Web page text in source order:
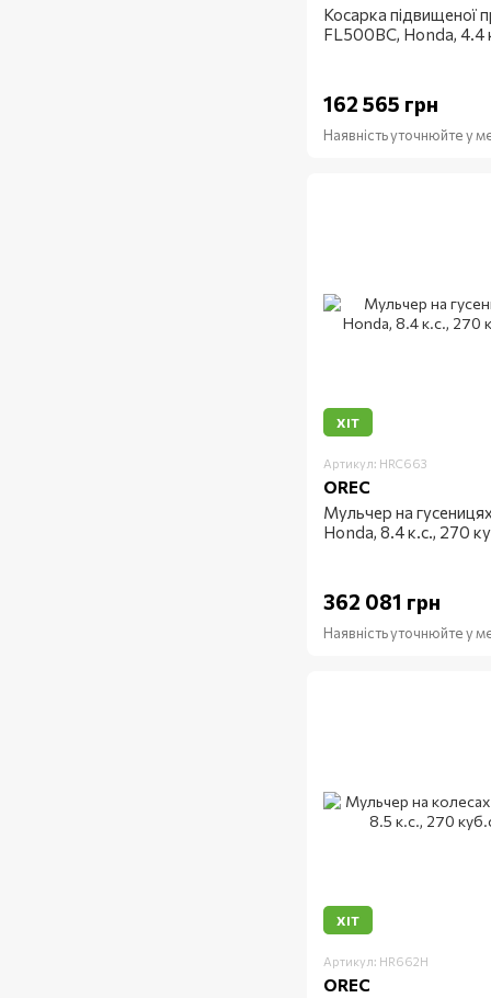
Косарка підвищеної
FL500BC, Honda, 4.4
162 565 грн
Наявність уточнюйте у
ХІТ
Артикул: HRC663
OREC
Мульчер на
Honda, 8.4 к.с., 270
362 081 грн
Наявність уточнюйте у
ХІТ
Артикул: HR662H
OREC